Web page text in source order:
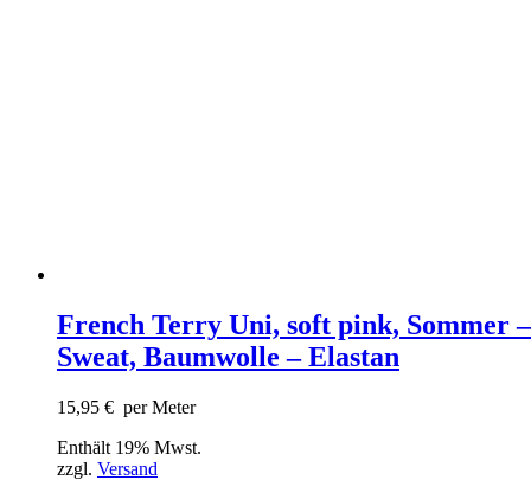
French Terry Uni, soft pink, Sommer –
Sweat, Baumwolle – Elastan
15,95 € per Meter
Enthält 19% Mwst.
zzgl. Versand